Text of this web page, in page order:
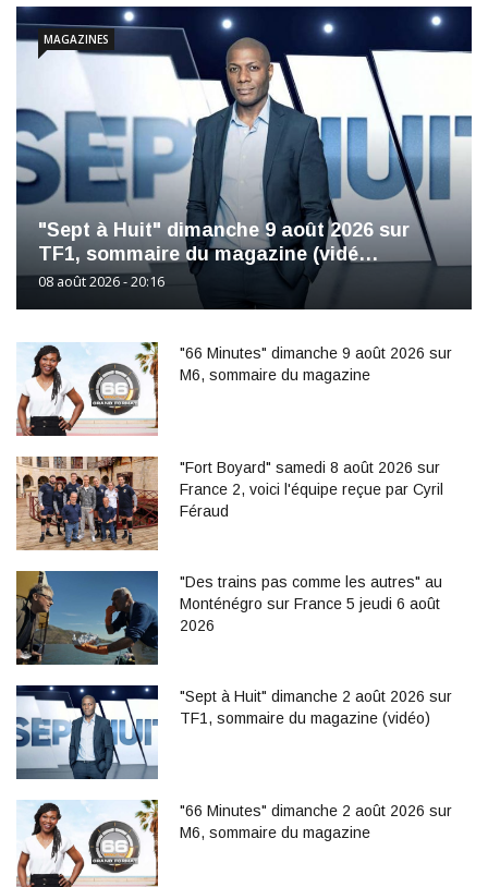
"Sept à Huit" dimanche 9 août 2026 sur
TF1, sommaire du magazine (vidé…
08 août 2026 - 20:16
MAGAZINES
"66 Minutes" dimanche 9 août 2026 sur
M6, sommaire du magazine
"Fort Boyard" samedi 8 août 2026 sur
France 2, voici l'équipe reçue par Cyril
Féraud
"Des trains pas comme les autres" au
Monténégro sur France 5 jeudi 6 août
2026
"Sept à Huit" dimanche 2 août 2026 sur
TF1, sommaire du magazine (vidéo)
"66 Minutes" dimanche 2 août 2026 sur
M6, sommaire du magazine